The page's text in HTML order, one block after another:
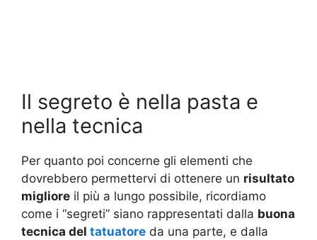
Il segreto è nella pasta e
nella tecnica
Per quanto poi concerne gli elementi che
dovrebbero permettervi di ottenere un risultato
migliore il più a lungo possibile, ricordiamo
come i “segreti” siano rappresentati dalla buona
tecnica del tatuatore da una parte, e dalla